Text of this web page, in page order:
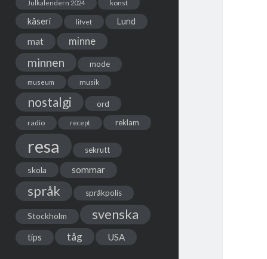
Julkalendern 2024 konst
kåseri lifvet Lund
mat minne
minnen mode
museum musik
nostalgi ord
radio recept reklam
resa sekrutt
skola sommar
språk språkpolis
Stockholm svenska
tips tåg USA